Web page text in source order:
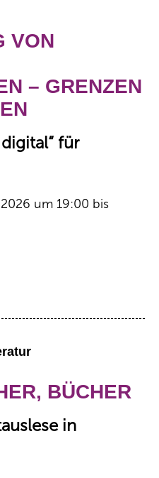
VON
– GRENZEN
für
um 19:00 bis
BÜCHER
in